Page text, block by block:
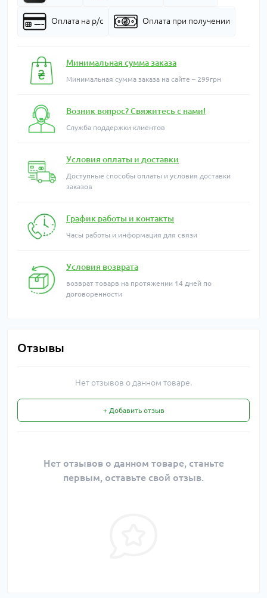
Оплата на р/с Оплата при получении
Минимальная сумма заказа
Минимальная сумма заказа на сайте – 299грн
Возник вопрос? Свяжитесь с нами!
Служба поддержки клиентов
Условия оплаты и доставки
Доступные способы оплаты и условия доставки
заказов
График работы и контакты
Часы работы и информация для связи
Условия возврата
возврат товарв на протяжении 14 дней по
договоренности
Отзывы
Нет отзывов о данном товаре.
+ Добавить отзыв
Нет отзывов о данном товаре, станьте
первым, оставьте свой отзыв.